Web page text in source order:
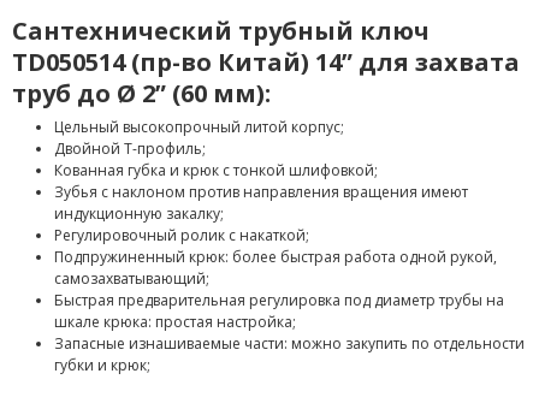
Сантехнический трубный ключ
TD050514 (пр-во Китай) 14” для захвата
труб до Ø 2” (60 мм):
Цельный высокопрочный литой корпус;
Двойной Т-профиль;
Кованная губка и крюк с тонкой шлифовкой;
Зубья с наклоном против направления вращения имеют
индукционную закалку;
Регулировочный ролик с накаткой;
Подпружиненный крюк: более быстрая работа одной рукой,
самозахватывающий;
Быстрая предварительная регулировка под диаметр трубы на
шкале крюка: простая настройка;
Запасные изнашиваемые части: можно закупить по отдельности
губки и крюк;